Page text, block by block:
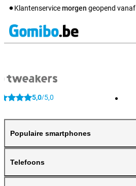
Klantenservicemorgen geopend vanaf
5,0/5,0
Populaire smartphones
Telefoons